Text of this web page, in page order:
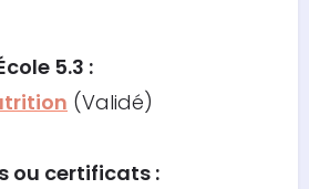
5.3 :
(Validé)
ou certificats :